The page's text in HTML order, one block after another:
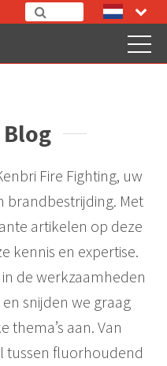
Fire Fighting, uw
brandbestrijding. Met
artikelen op deze
kennis en expertise.
de werkzaamheden
snijden we graag
thema’s aan. Van
tussen fluorhoudend